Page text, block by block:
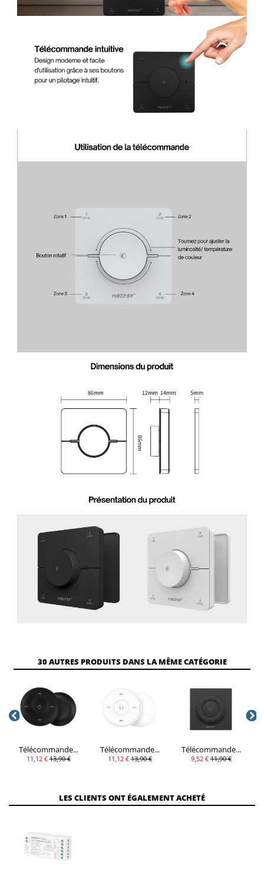
30 AUTRES PRODUITS DANS LA MÊME CATÉGORIE
Télécommande...
11,12 € 13,90 €
Télécommande...
11,12 € 13,90 €
Télécommande...
9,52 € 11,90 €
LES CLIENTS ONT ÉGALEMENT ACHETÉ